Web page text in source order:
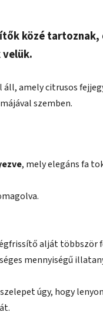
közé tartoznak,
amely citrusos
szemben.
, mely elegáns fa
alját többször
mennyiségű
úgy, hogy